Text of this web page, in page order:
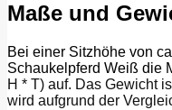
Maße und
Bei einer Sitzhöhe von
Schaukelpferd Weiß die
H * T) auf. Das Gewicht
wird aufgrund der